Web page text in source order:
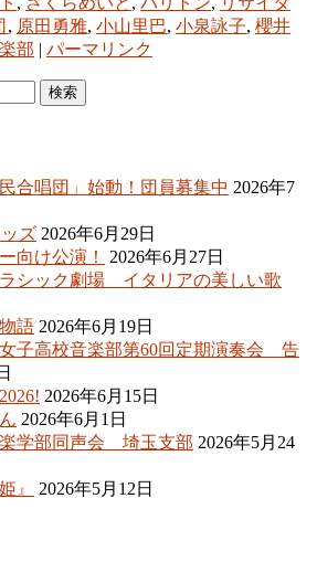
, 原田勇雅, 小山里巴, 小泉詠子, 櫻井
部 パーマリンク
合唱団」始動！団員募集中 2026年7
ズ 2026年6月29日
向け公演！
2026年6月27日
シック劇場 イタリアの美しい歌
語 2026年6月19日
子高校音楽部第60回定期演奏会 告
2026年6月15日
2026年6月1日
学部同声会 埼玉支部 2026年5月24
』
2026年5月12日